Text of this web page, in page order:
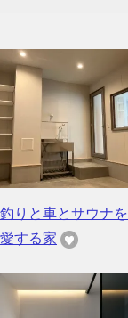
釣りと車とサウナを
愛する家